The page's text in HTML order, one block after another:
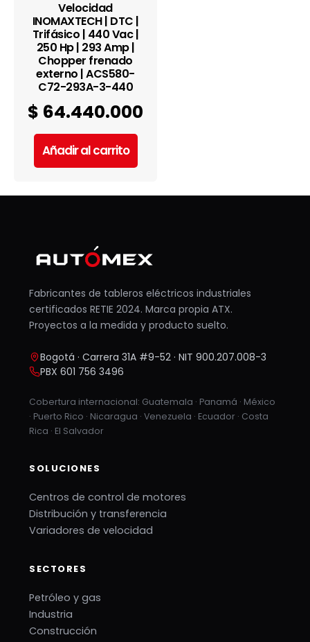
Velocidad
INOMAXTECH | DTC |
Trifásico | 440 Vac |
250 Hp | 293 Amp |
Chopper frenado
externo | ACS580-
C72-293A-3-440
$ 64.440.000
Añadir al carrito
Fabricantes de tableros eléctricos industriales
certificados RETIE 2024. Marca propia ATX.
Proyectos a la medida y producto suelto.
Bogotá · Carrera 31A #9-52 · NIT 900.207.008-3
PBX 601 756 3496
Cobertura internacional: Guatemala · Panamá · México
· Puerto Rico · Nicaragua · Venezuela · Ecuador · Costa
Rica · El Salvador
SOLUCIONES
Centros de control de motores
Distribución y transferencia
Variadores de velocidad
SECTORES
Petróleo y gas
Industria
Construcción